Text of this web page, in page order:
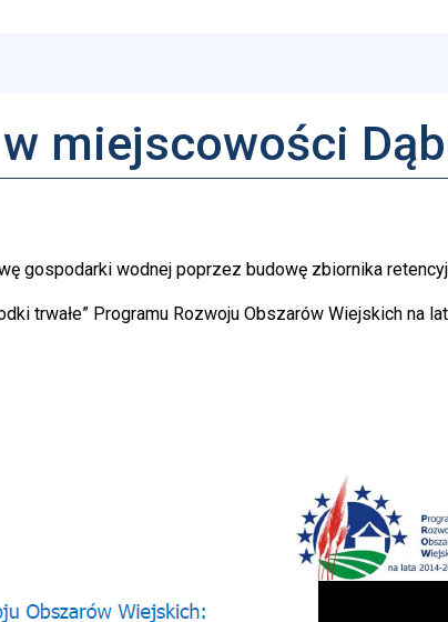
miejscowości
gospodarki wodnej poprzez budowę zbiornika
trwałe” Programu Rozwoju Obszarów Wiejskich na